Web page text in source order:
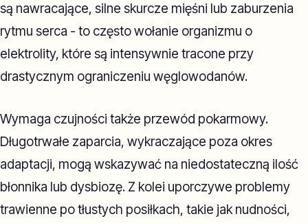
są nawracające, silne skurcze mięśni lub zaburzenia
rytmu serca - to często wołanie organizmu o
elektrolity, które są intensywnie tracone przy
drastycznym ograniczeniu węglowodanów.
Wymaga czujności także przewód pokarmowy.
Długotrwałe zaparcia, wykraczające poza okres
adaptacji, mogą wskazywać na niedostateczną ilość
błonnika lub dysbiozę. Z kolei uporczywe problemy
trawienne po tłustych posiłkach, takie jak nudności,